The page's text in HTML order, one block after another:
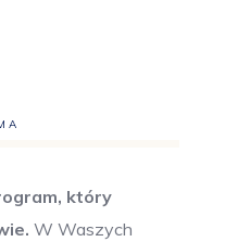
który
W Waszych